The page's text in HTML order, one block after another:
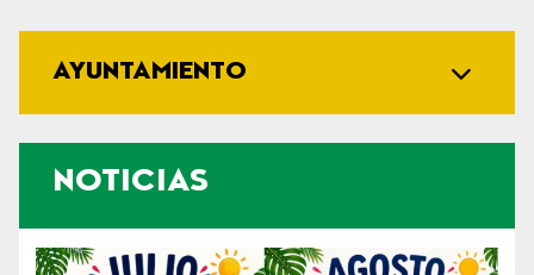
AYUNTAMIENTO
NOTICIAS